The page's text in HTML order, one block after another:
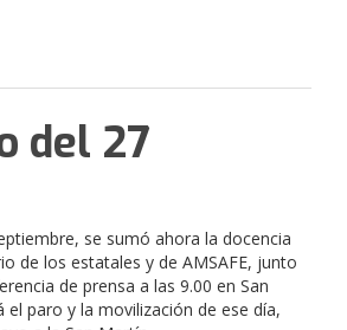
del 27
se sumó ahora la docencia
de los estatales y de AMSAFE, junto
de prensa a las 9.00 en San
paro y la movilización de ese día,